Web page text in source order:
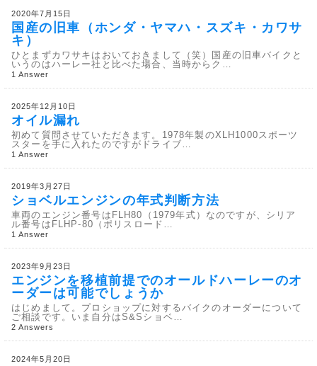
2020年7月15日
国産の旧車（ホンダ・ヤマハ・スズキ・カワサ
キ）
ひとまずカワサキはおいておきまして（笑）国産の旧車バイクと
いうのはハーレー社と比べた場合、当時からク…
1 Answer
2025年12月10日
オイル漏れ
初めて質問させていただきます。1978年製のXLH1000スポーツ
スターを手に入れたのですがドライブ…
1 Answer
2019年3月27日
ショベルエンジンの年式判断方法
車両のエンジン番号はFLH80（1979年式）なのですが、シリア
ル番号はFLHP-80（ポリスロード…
1 Answer
2023年9月23日
エンジンを移植前提でのオールドハーレーのオ
ーダーは可能でしょうか
はじめまして。プロショップに対するバイクのオーダーについて
ご相談です。いま自分はS&Sショベ…
2 Answers
2024年5月20日